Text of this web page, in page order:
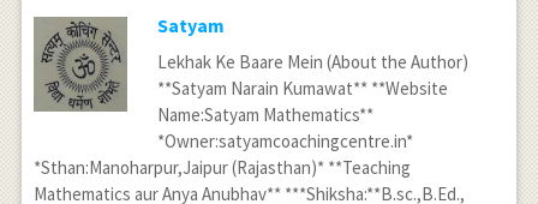
Satyam
Lekhak Ke Baare Mein (About the Author)
**Satyam Narain Kumawat** **Website
Name:Satyam Mathematics**
*Owner:satyamcoachingcentre.in*
*Sthan:Manoharpur,Jaipur (Rajasthan)* **Teaching
Mathematics aur Anya Anubhav** ***Shiksha:**B.sc.,B.Ed.,